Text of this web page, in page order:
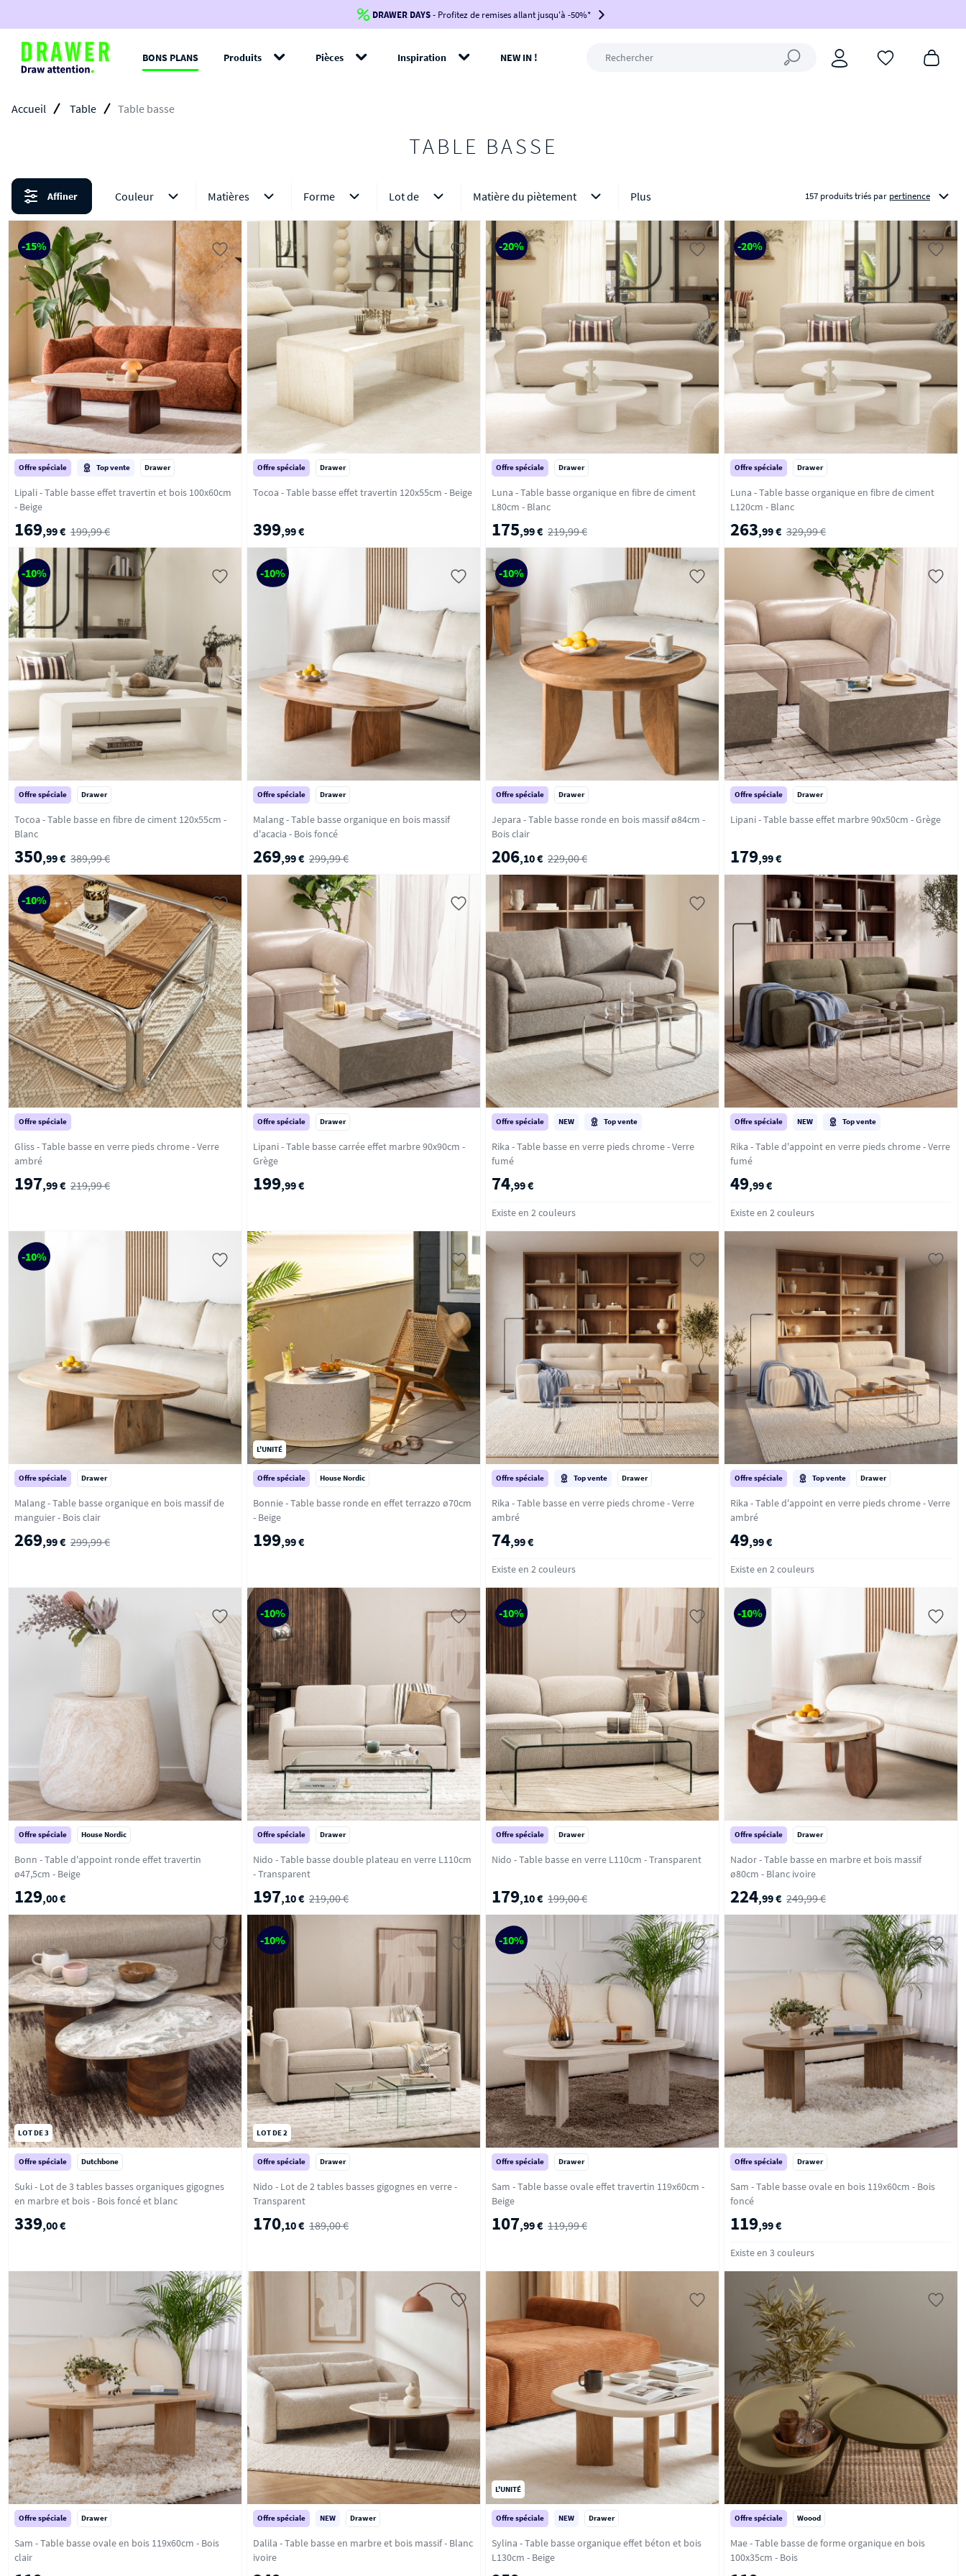
Jusqu'à-100€*sur votre commande !
BIKINI100
-voir conditions en bas de page-
DRAWER DAYS- Profitez de remises allant jusqu'à -50%*
BONS PLANS Produits Pièces Inspiration NEW IN !
Accueil Table Table basse
TABLE BASSE
Affiner Couleur Matières Forme Lot de Matière du piètement Plus 157 produits triés par pertinence
-15%
Offre spéciale Top vente Drawer
Lipali - Table basse effet travertin et bois 100x60cm
- Beige
169,99 € 199,99 €
Offre spéciale Drawer
Tocoa - Table basse effet travertin 120x55cm - Beige
399,99 €
-20%
Offre spéciale Drawer
Luna - Table basse organique en fibre de ciment
L80cm - Blanc
175,99 € 219,99 €
-20%
Offre spéciale Drawer
Luna - Table basse organique en fibre de ciment
L120cm - Blanc
263,99 € 329,99 €
-10%
Offre spéciale Drawer
Tocoa - Table basse en fibre de ciment 120x55cm -
Blanc
350,99 € 389,99 €
-10%
Offre spéciale Drawer
Malang - Table basse organique en bois massif
d'acacia - Bois foncé
269,99 € 299,99 €
-10%
Offre spéciale Drawer
Jepara - Table basse ronde en bois massif ø84cm -
Bois clair
206,10 € 229,00 €
Offre spéciale Drawer
Lipani - Table basse effet marbre 90x50cm - Grège
179,99 €
-10%
Offre spéciale
Gliss - Table basse en verre pieds chrome - Verre
ambré
197,99 € 219,99 €
Offre spéciale Drawer
Lipani - Table basse carrée effet marbre 90x90cm -
Grège
199,99 €
Offre spéciale NEW Top vente
Rika - Table basse en verre pieds chrome - Verre
fumé
74,99 €
Existe en 2 couleurs
Offre spéciale NEW Top vente
Rika - Table d'appoint en verre pieds chrome - Verre
fumé
49,99 €
Existe en 2 couleurs
-10%
Offre spéciale Drawer
Malang - Table basse organique en bois massif de
manguier - Bois clair
269,99 € 299,99 €
L'UNITÉ
Offre spéciale House Nordic
Bonnie - Table basse ronde en effet terrazzo ø70cm
- Beige
199,99 €
Offre spéciale Top vente Drawer
Rika - Table basse en verre pieds chrome - Verre
ambré
74,99 €
Existe en 2 couleurs
Offre spéciale Top vente Drawer
Rika - Table d'appoint en verre pieds chrome - Verre
ambré
49,99 €
Existe en 2 couleurs
Offre spéciale House Nordic
Bonn - Table d'appoint ronde effet travertin
ø47,5cm - Beige
129,00 €
-10%
Offre spéciale Drawer
Nido - Table basse double plateau en verre L110cm
- Transparent
197,10 € 219,00 €
-10%
Offre spéciale Drawer
Nido - Table basse en verre L110cm - Transparent
179,10 € 199,00 €
-10%
Offre spéciale Drawer
Nador - Table basse en marbre et bois massif
ø80cm - Blanc ivoire
224,99 € 249,99 €
LOT DE 3
Offre spéciale Dutchbone
Suki - Lot de 3 tables basses organiques gigognes
en marbre et bois - Bois foncé et blanc
339,00 €
-10%
LOT DE 2
Offre spéciale Drawer
Nido - Lot de 2 tables basses gigognes en verre -
Transparent
170,10 € 189,00 €
-10%
Offre spéciale Drawer
Sam - Table basse ovale effet travertin 119x60cm -
Beige
107,99 € 119,99 €
Offre spéciale Drawer
Sam - Table basse ovale en bois 119x60cm - Bois
foncé
119,99 €
Existe en 3 couleurs
Offre spéciale Drawer
Sam - Table basse ovale en bois 119x60cm - Bois
clair
Offre spéciale NEW Drawer
Dalila - Table basse en marbre et bois massif - Blanc
ivoire
L'UNITÉ
Offre spéciale NEW Drawer
Sylina - Table basse organique effet béton et bois
L130cm - Beige
Offre spéciale Woood
Mae - Table basse de forme organique en bois
100x35cm - Bois